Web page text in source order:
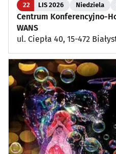
22 LIS 2026 Niedziela
Centrum Konferencyjno-
WANS
ul. Ciepła 40, 15-472